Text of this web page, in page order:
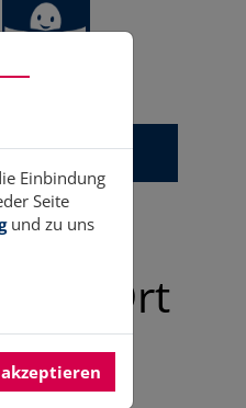
vor Ort
Einbindung
Seite
und zu uns